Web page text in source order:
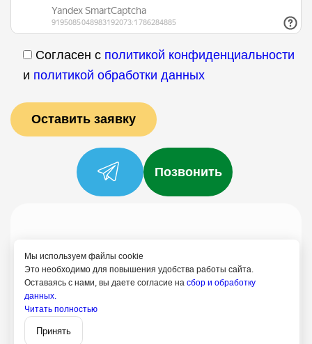
Согласен с политикой конфиденциальности
и политикой обработки данных
Мы используем файлы cookie
Это необходимо для повышения удобства работы сайта.
Оставаясь с нами, вы даете согласие на сбор и обработку
данных.
Читать полностью
Принять
Позвонить
Политика конфиденциальности
Согласие на обработку
8 (499) 113-80-28
Пушкино